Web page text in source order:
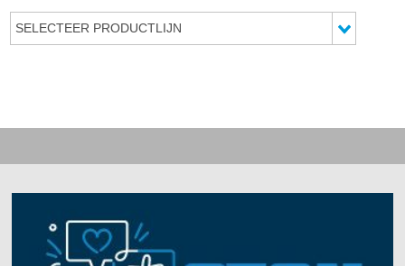
SELECTEER PRODUCTLIJN